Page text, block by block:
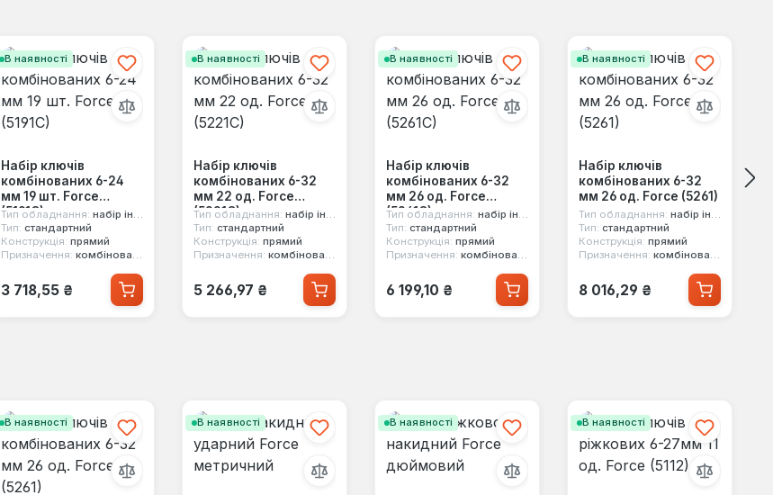
В наявності
Набір ключів
комбінованих 6-24
мм 19 шт. Force
(5191C)
Тип обладнання: набір інструментів
Тип: стандартний
Конструкція: прямий
Призначення: комбінований, двосторонній, 12-ти гранний
Звичайна ціна:
3 718,55 ₴
В наявності
Набір ключів
комбінованих 6-32
мм 22 од. Force
(5221C)
Тип обладнання: набір інструментів
Тип: стандартний
Конструкція: прямий
Призначення: комбінований, двосторонній, 12-ти гранний
Звичайна ціна:
5 266,97 ₴
В наявності
Набір ключів
комбінованих 6-32
мм 26 од. Force
(5261C)
Тип обладнання: набір інструментів
Тип: стандартний
Конструкція: прямий
Призначення: комбінований, двосторонній, 12-ти гранний
Звичайна ціна:
6 199,10 ₴
В наявності
Набір ключів
комбінованих 6-32
мм 26 од. Force (5261)
Тип обладнання: набір інструментів
Тип: стандартний
Конструкція: прямий
Призначення: комбінований, двосторонній, 12-ти гранний
Звичайна ціна:
8 016,29 ₴
В наявності В наявності В наявності В наявності